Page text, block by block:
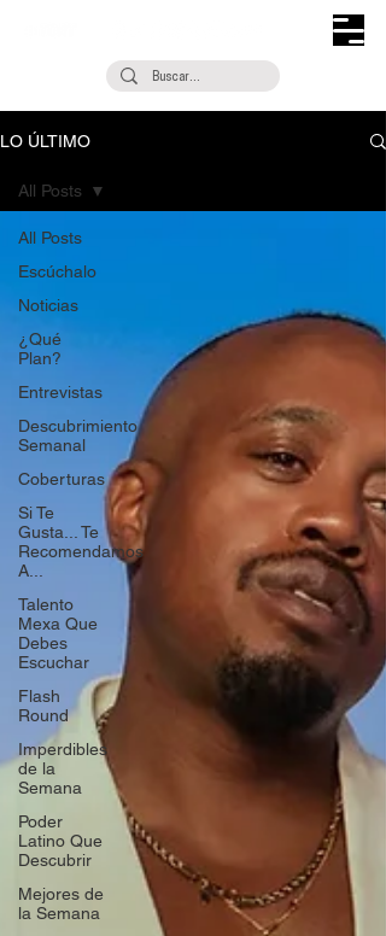
LO ÚLTIMO
All Posts
Escúchalo
Noticias
¿Qué
Plan?
Entrevistas
Descubrimiento
Semanal
Coberturas
Si Te
Gusta... Te
Recomendamos
A...
Talento
Mexa Que
Debes
Escuchar
Flash
Round
Imperdibles
de la
Semana
Poder
Latino Que
Descubrir
Mejores de
la Semana
All Posts